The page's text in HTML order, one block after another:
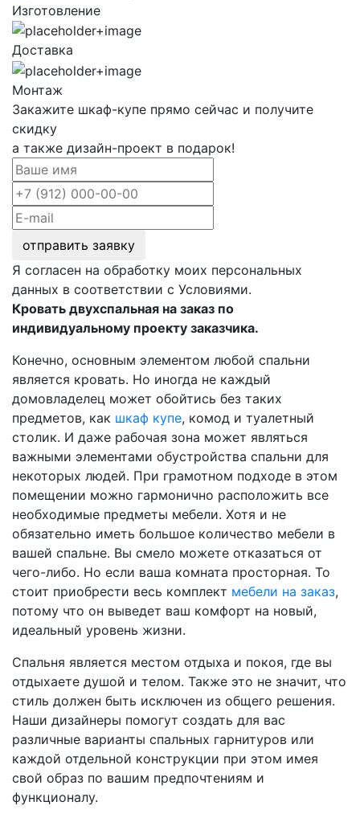
Изготовление
Доставка
Монтаж
Закажите шкаф-купе прямо сейчас и получите
скидку
а также дизайн-проект в подарок!
отправить заявку
Я согласен на обработку моих персональных
данных в соответствии с Условиями.
Кровать двухспальная на заказ по
индивидуальному проекту заказчика.
Конечно, основным элементом любой спальни
является кровать. Но иногда не каждый
домовладелец может обойтись без таких
предметов, как шкаф купе, комод и туалетный
столик. И даже рабочая зона может являться
важными элементами обустройства спальни для
некоторых людей. При грамотном подходе в этом
помещении можно гармонично расположить все
необходимые предметы мебели. Хотя и не
обязательно иметь большое количество мебели в
вашей спальне. Вы смело можете отказаться от
чего-либо. Но если ваша комната просторная. То
стоит приобрести весь комплект мебели на заказ,
потому что он выведет ваш комфорт на новый,
идеальный уровень жизни.
Спальня является местом отдыха и покоя, где вы
отдыхаете душой и телом. Также это не значит, что
стиль должен быть исключен из общего решения.
Наши дизайнеры помогут создать для вас
различные варианты спальных гарнитуров или
каждой отдельной конструкции при этом имея
свой образ по вашим предпочтениям и
функционалу.